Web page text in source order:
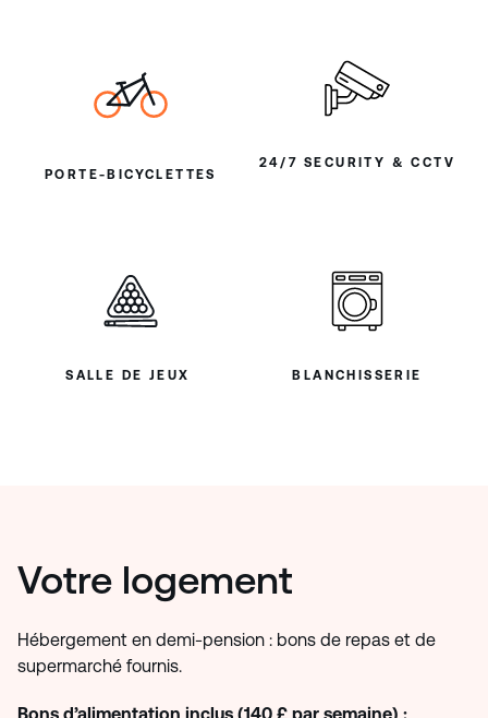
PORTE-BICYCLETTES
24/7 SECURITY & CCTV
SALLE DE JEUX BLANCHISSERIE
Votre logement
Hébergement en demi-pension : bons de repas et de
supermarché fournis.